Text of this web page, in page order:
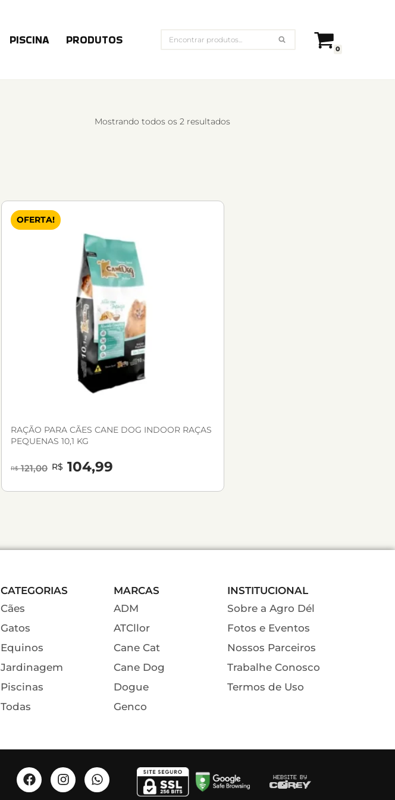
PISCINA PRODUTOS
0
Mostrando todos os 2 resultados
OFERTA!
RAÇÃO PARA CÃES CANE DOG INDOOR RAÇAS
PEQUENAS 10,1 KG
R$121,00 R$ 104,99
CATEGORIAS
Cães
Gatos
Equinos
Jardinagem
Piscinas
Todas
MARCAS
ADM
ATCllor
Cane Cat
Cane Dog
Dogue
Genco
INSTITUCIONAL
Sobre a Agro Dél
Fotos e Eventos
Nossos Parceiros
Trabalhe Conosco
Termos de Uso